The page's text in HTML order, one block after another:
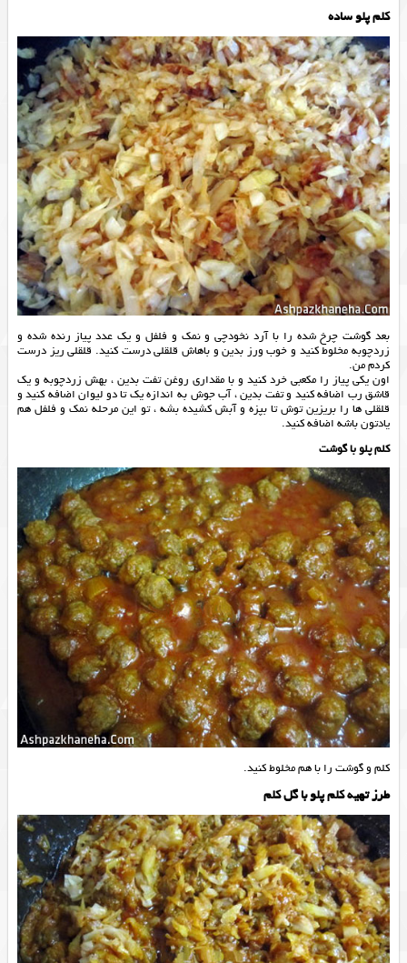
کلم پلو ساده
بعد گوشت چرخ شده را با آرد نخودچی و نمک و فلفل و یک عدد پیاز رنده شده و
زردچوبه مخلوط کنید و خوب ورز بدین و باهاش قلقلی درست کنید. قلقلی ریز درست
کردم من.
اون یکی پیاز را مکعبی خرد کنید و با مقداری روغن تفت بدین ، بهش زردچوبه و یک
قاشق رب اضافه کنید و تفت بدین ، آب جوش به اندازه یک تا دو لیوان اضافه کنید و
قلقلی ها را بریزین توش تا بپزه و آبش کشیده بشه ، تو این مرحله نمک و فلفل هم
یادتون باشه اضافه کنید.
کلم پلو با گوشت
کلم و گوشت را با هم مخلوط کنید.
طرز تهیه کلم پلو با گل کلم